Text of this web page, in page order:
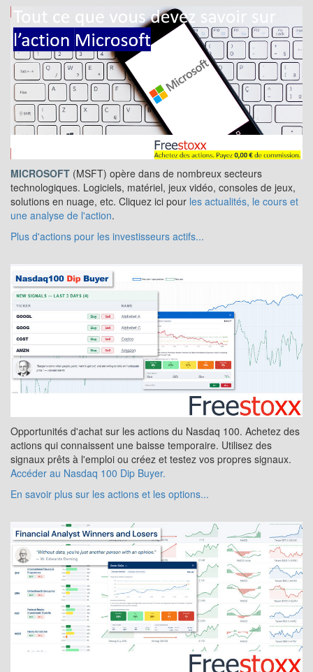
MICROSOFT (MSFT) opère dans de nombreux secteurs
technologiques. Logiciels, matériel, jeux vidéo, consoles de jeux,
solutions en nuage, etc. Cliquez ici pour les actualités, le cours et
une analyse de l'action.
Plus d'actions pour les investisseurs actifs...
Opportunités d'achat sur les actions du Nasdaq 100. Achetez des
actions qui connaissent une baisse temporaire. Utilisez des
signaux prêts à l'emploi ou créez et testez vos propres signaux.
Accéder au Nasdaq 100 Dip Buyer.
En savoir plus sur les actions et les options...